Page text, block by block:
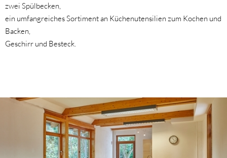
zwei Spülbecken,
ein umfangreiches Sortiment an Küchenutensilien zum Kochen und
Backen,
Geschirr und Besteck.